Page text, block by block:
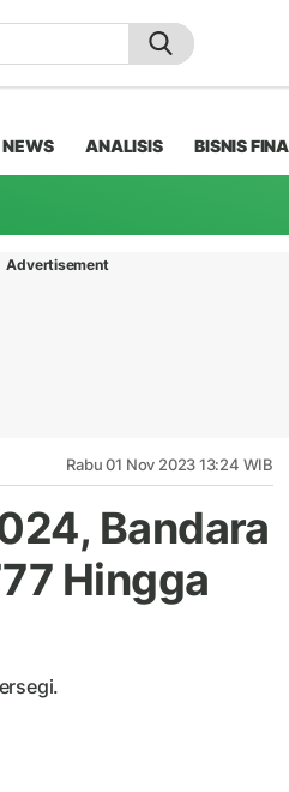
NEWS ANALISIS BISNIS
Advertisement
Rabu 01 Nov 2023 13:24 WIB
Bandara
Hingga